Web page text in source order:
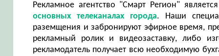
Рекламное агентство "Смарт Регион"
основных телеканалах города. Наши
раземщения и забронируют эфирное время,
рекламный ролик и видеозаставку, либо
рекламодатель получает всю необходимую